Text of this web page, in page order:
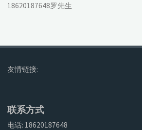
18620187648罗先生
友情链接:
联系方式
电话: 18620187648